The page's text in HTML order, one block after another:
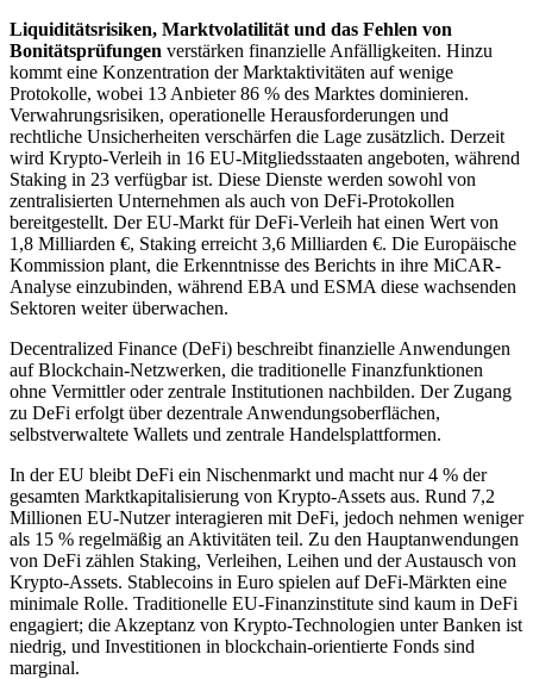
Liquiditätsrisiken, Marktvolatilität und das Fehlen von
Bonitätsprüfungen verstärken finanzielle Anfälligkeiten. Hinzu
kommt eine Konzentration der Marktaktivitäten auf wenige
Protokolle, wobei 13 Anbieter 86 % des Marktes dominieren.
Verwahrungsrisiken, operationelle Herausforderungen und
rechtliche Unsicherheiten verschärfen die Lage zusätzlich. Derzeit
wird Krypto-Verleih in 16 EU-Mitgliedsstaaten angeboten, während
Staking in 23 verfügbar ist. Diese Dienste werden sowohl von
zentralisierten Unternehmen als auch von DeFi-Protokollen
bereitgestellt. Der EU-Markt für DeFi-Verleih hat einen Wert von
1,8 Milliarden €, Staking erreicht 3,6 Milliarden €. Die Europäische
Kommission plant, die Erkenntnisse des Berichts in ihre MiCAR-
Analyse einzubinden, während EBA und ESMA diese wachsenden
Sektoren weiter überwachen.
Decentralized Finance (DeFi) beschreibt finanzielle Anwendungen
auf Blockchain-Netzwerken, die traditionelle Finanzfunktionen
ohne Vermittler oder zentrale Institutionen nachbilden. Der Zugang
zu DeFi erfolgt über dezentrale Anwendungsoberflächen,
selbstverwaltete Wallets und zentrale Handelsplattformen.
In der EU bleibt DeFi ein Nischenmarkt und macht nur 4 % der
gesamten Marktkapitalisierung von Krypto-Assets aus. Rund 7,2
Millionen EU-Nutzer interagieren mit DeFi, jedoch nehmen weniger
als 15 % regelmäßig an Aktivitäten teil. Zu den Hauptanwendungen
von DeFi zählen Staking, Verleihen, Leihen und der Austausch von
Krypto-Assets. Stablecoins in Euro spielen auf DeFi-Märkten eine
minimale Rolle. Traditionelle EU-Finanzinstitute sind kaum in DeFi
engagiert; die Akzeptanz von Krypto-Technologien unter Banken ist
niedrig, und Investitionen in blockchain-orientierte Fonds sind
marginal.